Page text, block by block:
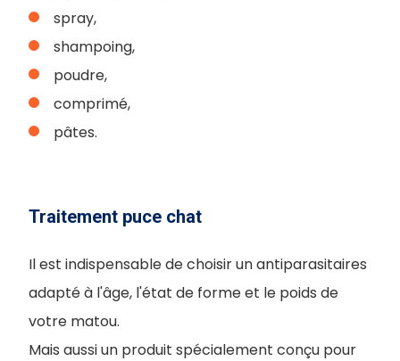
spray,
shampoing,
poudre,
comprimé,
pâtes.
Traitement puce chat
Il est indispensable de choisir un antiparasitaires
adapté à l'âge, l'état de forme et le poids de
votre matou.
Mais aussi un produit spécialement conçu pour